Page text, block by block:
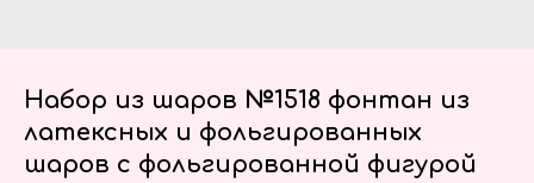
Набор из шаров №1518 фонтан из
латексных и фольгированных
шаров с фольгированной фигурой